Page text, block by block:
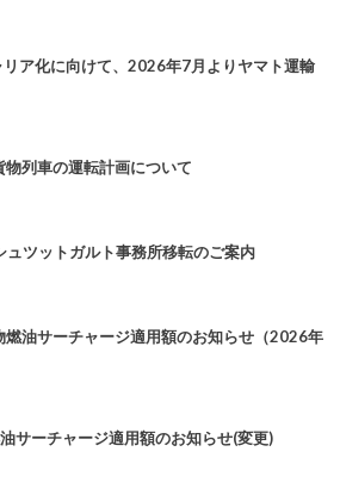
リア化に向けて、2026年7月よりヤマト運輸
列車の運転計画について
ュツットガルト事務所移転のご案内
燃油サーチャージ適用額のお知らせ（2026年
ーチャージ適用額のお知らせ(変更)